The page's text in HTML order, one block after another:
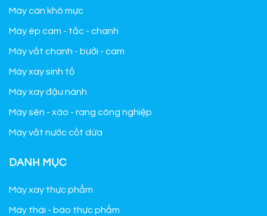
Máy cán khô mực
Máy ép cam - tắc - chanh
Máy vắt chanh - bưởi - cam
Máy xay sinh tố
Máy xay đậu nành
Máy sên - xào - rang công nghiệp
Máy vắt nước cốt dừa
DANH MỤC
Máy xay thực phẩm
Máy thái - bào thực phẩm